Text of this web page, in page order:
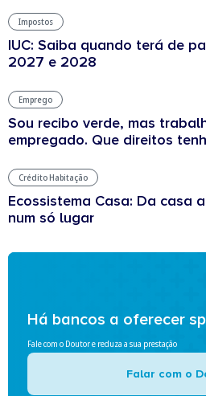
Impostos
IUC: Saiba quando terá de
2027 e 2028
Emprego
Sou recibo verde, mas
empregado. Que direitos
Crédito Habitação
Ecossistema Casa: Da casa
num só lugar
Há bancos a oferecer
Fale com o Doutor e reduza a sua prestação
Falar com o